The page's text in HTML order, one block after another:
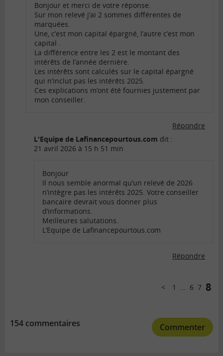
Bonjour et merci de votre réponse.
Sur mon relevé j’ai 2 sommes différentes de
marquées.
Une, c’est mon capital épargné, l’autre c’est mon
capital .
La différence entre les 2 est le montant des
intérêts de l’année dernière.
Les intérêts sont calculés sur le capital épargné
qui n’inclut pas les intérêts 2025.
Ces explications m’ont été fournies justement par
mon conseiller.
Répondre
L'Equipe de Lafinancepourtous.com dit :
21 avril 2026 à 15 h 51 min
Bonjour
Il nous semble anormal qu’un relevé de 2026
n’intègre pas les intérêts 2025. Votre conseiller
bancaire devrait vous donner plus
d’informations.
Meilleures salutations.
L’Equipe de Lafinancepourtous.com
Répondre
Précédent
1 … 6 7 8
154 commentaires Commenter